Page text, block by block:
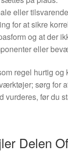
eller
for at sikre
og at der
eller
regel hurtig
sørg for
vurderes, før du
Delen